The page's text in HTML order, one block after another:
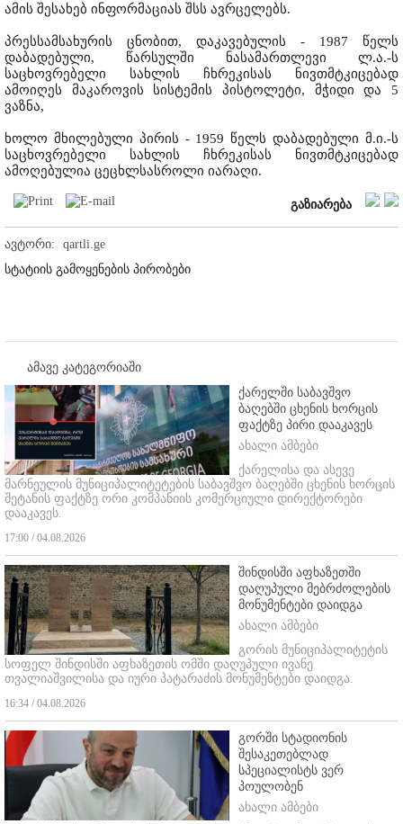
ამის შესახებ ინფორმაციას შსს ავრცელებს.
პრესსამსახურის ცნობით, დაკავებულის - 1987 წელს
დაბადებული, წარსულში ნასამართლევი ლ.ა.-ს
საცხოვრებელი სახლის ჩხრეკისას ნივთმტკიცებად
ამოიღეს მაკაროვის სისტემის პისტოლეტი, მჭიდი და 5
ვაზნა,
ხოლო მხილებული პირის - 1959 წელს დაბადებული მ.ი.-ს
საცხოვრებელი სახლის ჩხრეკისას ნივთმტკიცებად
ამოღებულია ცეცხლსასროლი იარაღი.
გაზიარება
ავტორი:
qartli.ge
სტატიის გამოყენების პირობები
ამავე კატეგორიაში
ქარელში საბავშვო
ბაღებში ცხენის ხორცის
ფაქტზე პირი დააკავეს
ახალი ამბები
ქარელისა და ასევე
მარნეულის მუნიციპალიტეტების საბავშვო ბაღებში ცხენის ხორცის
შეტანის ფაქტზე ორი კომპანიის კომერციული დირექტორები
დააკავეს.
17:00 / 04.08.2026
შინდისში აფხაზეთში
დაღუპული მებრძოლების
მონუმენტები დაიდგა
ახალი ამბები
გორის მუნიციპალიტეტის
სოფელ შინდისში აფხაზეთის ომში დაღუპული ივანე
თვალიაშვილისა და იური პატარაძის მონუმენტები დაიდგა.
16:34 / 04.08.2026
გორში სტადიონის
შესაკეთებლად
სპეციალისტს ვერ
პოულობენ
ახალი ამბები